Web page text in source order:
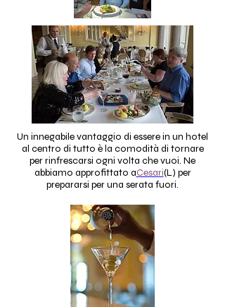
Un innegabile vantaggio di essere in un hotel
al centro di tutto è la comodità di tornare
per rinfrescarsi ogni volta che vuoi. Ne
abbiamo approfittato aCesari(L) per
prepararsi per una serata fuori.